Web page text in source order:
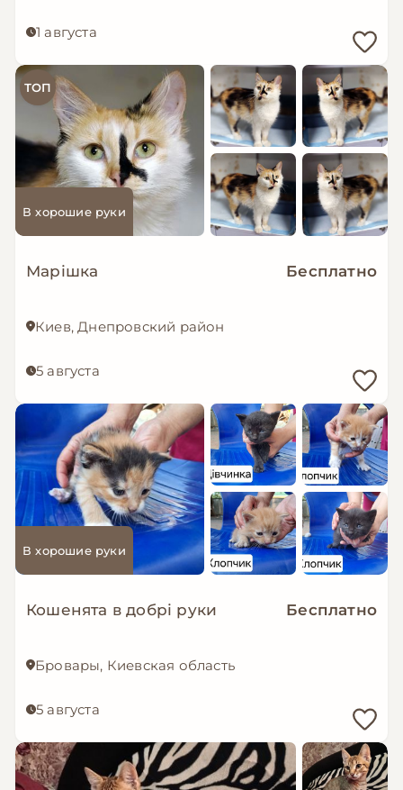
1 августа
ТОП
В хорошие руки
Марішка Бесплатно
Киев, Днепровский район
5 августа
В хорошие руки
Кошенята в добрі руки Бесплатно
Бровары, Киевская область
5 августа